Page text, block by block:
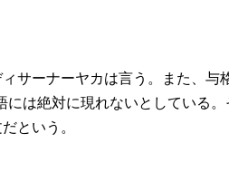
サーナーヤカは言う。また、与
には絶対に現れないとしている。
という。